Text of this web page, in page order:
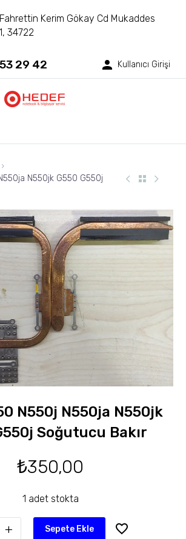
Kerim Gökay Cd Mukaddes
34722
29 42 Kullanıcı Girişi
N550jk G550 G550j
N550j N550ja N550jk
Soğutucu Bakır
₺350,00
1 adet stokta
+ Sepete Ekle